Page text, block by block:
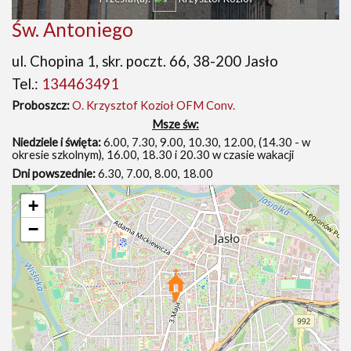
Św. Antoniego
ul. Chopina 1, skr. poczt. 66, 38-200 Jasło
Tel.: 134463491
Proboszcz:O. Krzysztof Kozioł OFM Conv.
Msze św:
Niedziele i święta:6.00, 7.30, 9.00, 10.30, 12.00, (14.30 - w
okresie szkolnym), 16.00, 18.30 i 20.30 w czasie wakacji
Dni powszednie:6.30, 7.00, 8.00, 18.00
+
−